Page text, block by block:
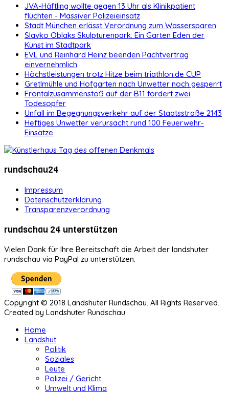
JVA-Häftling wollte gegen 13 Uhr als Klinikpatient
flüchten - Massiver Polizeieinsatz
Stadt München erlässt Verordnung zum Wassersparen
Slavko Oblaks Skulpturenpark: Ein Garten Eden der
Kunst im Stadtpark
EVL und Reinhard Heinz beenden Pachtvertrag
einvernehmlich
Höchstleistungen trotz Hitze beim triathlon.de CUP
Gretlmühle und Hofgarten nach Unwetter noch gesperrt
Frontalzusammenstoß auf der B11 fordert zwei
Todesopfer
Unfall im Begegnungsverkehr auf der Staatsstraße 2143
Heftiges Unwetter verursacht rund 100 Feuerwehr-
Einsätze
rundschau24
Impressum
Datenschutzerklärung
Transparenzverordnung
rundschau 24 unterstützen
Vielen Dank für Ihre Bereitschaft die Arbeit der landshuter
rundschau via PayPal zu unterstützen.
Copyright © 2018 Landshuter Rundschau. All Rights Reserved.
Created by Landshuter Rundschau
Home
Landshut
Politik
Soziales
Leute
Polizei / Gericht
Umwelt und Klima